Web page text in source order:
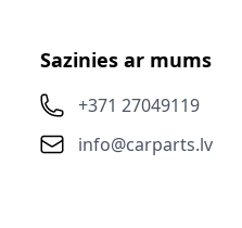
Sazinies ar mums
+371 27049119
info@carparts.lv